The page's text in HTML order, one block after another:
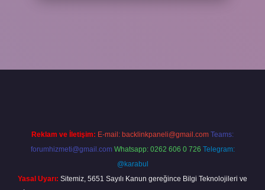
Reklam ve İletişim: E-mail: backlinkpaneli@gmail.com Teams:
forumhizmeti@gmail.com Whatsapp: 0262 606 0 726 Telegram:
@karabul
Yasal Uyarı: Sitemiz, 5651 Sayılı Kanun gereğince Bilgi Teknolojileri ve